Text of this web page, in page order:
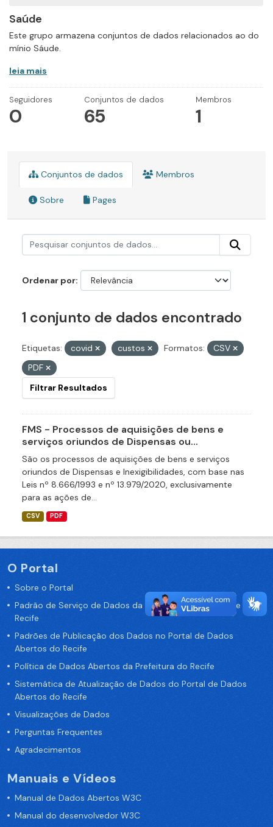
Saúde
Este grupo armazena conjuntos de dados relacionados ao do
mínio Sáude.
leia mais
Seguidores
0
Conjuntos de dados
65
Membros
1
Conjuntos de dados Membros
Sobre Pages
Ordenar por
1 conjunto de dados encontrado
Etiquetas: covid custos Formatos:
CSV
PDF
Filtrar Resultados
FMS - Processos de aquisições de bens e
serviços oriundos de Dispensas ou...
São os processos de aquisições de bens e serviços
oriundos de Dispensas e Inexigibilidades, com base nas
Leis nº 8.666/1993 e nº 13.979/2020, exclusivamente
para as ações de...
CSV PDF
O Portal
Sobre o Portal
Padrão de Serviço de Dados da Prefeitura da Cidade de
Recife
Padrões de Publicação dos Dados no Portal de Dados
Abertos do Recife
Política de Dados Abertos da Prefeitura do Recife
Sistemática de Atualização de Dados do Portal de Dados
Abertos do Recife
Visualizações de Dados
Perguntas Frequentes
Agradecimentos
Manuais e Vídeos
Manual de Dados Abertos W3C
Manual do desenvolvedor W3C